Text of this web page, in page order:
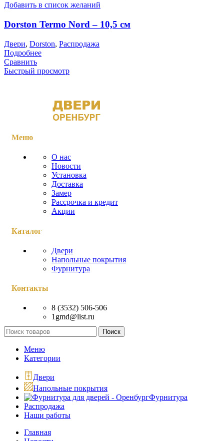
Добавить в список желаний
Dorston Termo Nord – 10,5 см
Двери, Dorston, Распродажа
Подробнее
Сравнить
Быстрый просмотр
Меню
О нас
Новости
Установка
Доставка
Замер
Рассрочка и кредит
Акции
Каталог
Двери
Напольные покрытия
Фурнитура
Контакты
8 (3532) 506-506
1gmd@list.ru
Поиск
Меню
Категории
Двери
Напольные покрытия
Фурнитура
Распродажа
Наши работы
Главная